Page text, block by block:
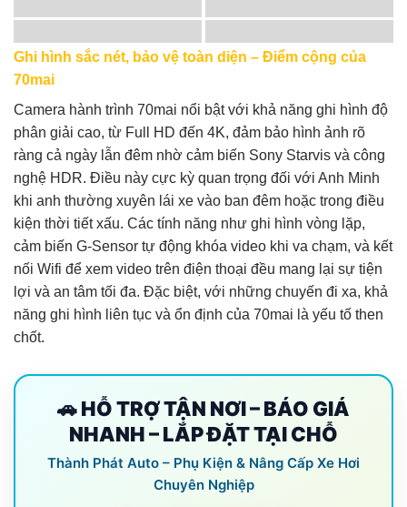
Ghi hình sắc nét, bảo vệ toàn diện – Điểm cộng của
70mai
Camera hành trình 70mai nổi bật với khả năng ghi hình độ
phân giải cao, từ Full HD đến 4K, đảm bảo hình ảnh rõ
ràng cả ngày lẫn đêm nhờ cảm biến Sony Starvis và công
nghệ HDR. Điều này cực kỳ quan trọng đối với Anh Minh
khi anh thường xuyên lái xe vào ban đêm hoặc trong điều
kiện thời tiết xấu. Các tính năng như ghi hình vòng lặp,
cảm biến G-Sensor tự động khóa video khi va chạm, và kết
nối Wifi để xem video trên điện thoại đều mang lại sự tiện
lợi và an tâm tối đa. Đặc biệt, với những chuyến đi xa, khả
năng ghi hình liên tục và ổn định của 70mai là yếu tố then
chốt.
🚗 HỖ TRỢ TẬN NƠI – BÁO GIÁ
NHANH – LẮP ĐẶT TẠI CHỖ
Thành Phát Auto – Phụ Kiện & Nâng Cấp Xe Hơi
Chuyên Nghiệp